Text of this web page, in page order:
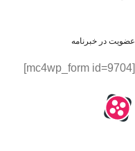
عضویت در خبرنامه
[mc4wp_form id=9704]